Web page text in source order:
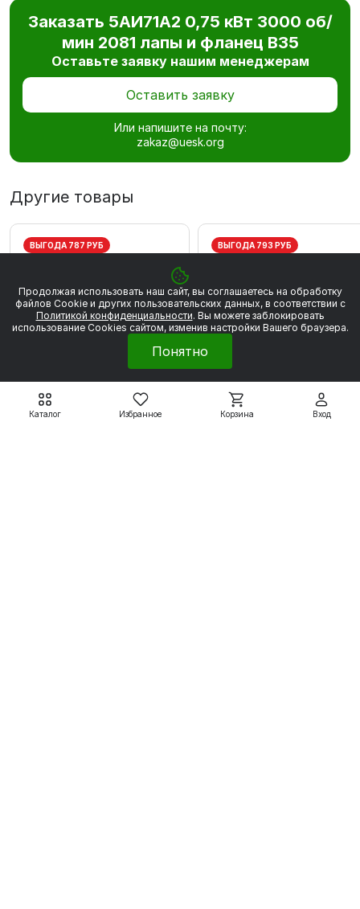
Каталог Избранное Корзина Вход
Заказать 5АИ71А2 0,75 кВт 3000 об/
мин 2081 лапы и фланец В35
Оставьте заявку нашим менеджерам
Оставить заявку
Или напишите на почту:
zakaz@uesk.org
Другие товары
ВЫГОДА 787 РУБ ВЫГОДА 793 РУБ
Продолжая использовать наш сайт, вы соглашаетесь на обработку
файлов Сookie и других пользовательских данных, в соответствии с
Политикой конфиденциальности. Вы можете заблокировать
использование Cookies сайтом, изменив настройки Вашего браузера.
Понятно